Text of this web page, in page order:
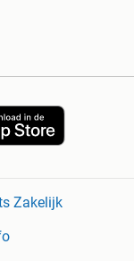
Zakelijk